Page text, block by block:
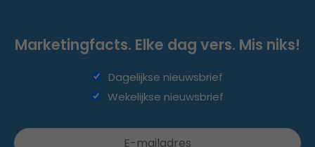
Marketingfacts. Elke dag vers. Mis niks!
Dagelijkse nieuwsbrief
Wekelijkse nieuwsbrief